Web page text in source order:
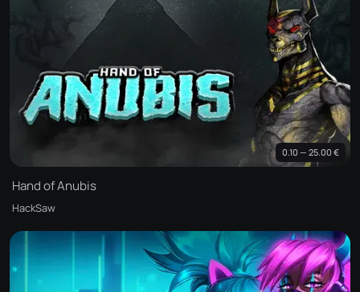
0.10 — 25.00 €
Hand of Anubis
HackSaw